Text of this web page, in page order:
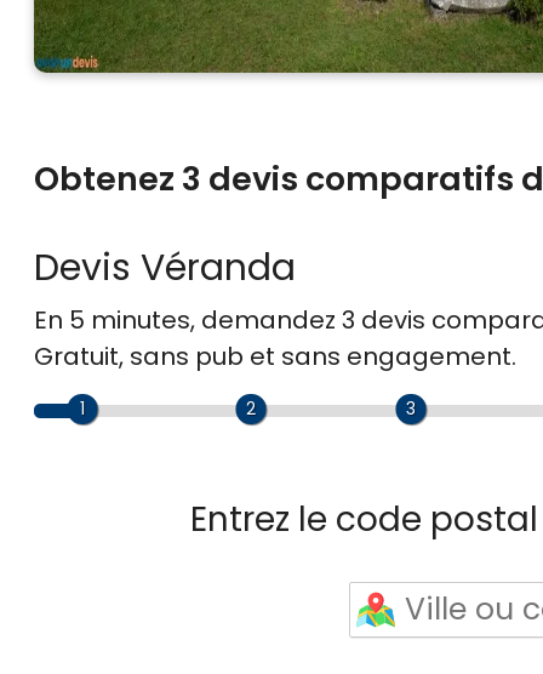
Obtenez 3 devis comparatifs
Devis Véranda
En 5 minutes, demandez 3 devis
Gratuit, sans pub et sans engagement.
1 2 3
Entrez le code